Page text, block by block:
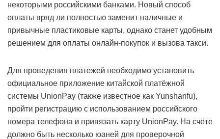
некоторыми российскими банками. Новый способ
оплаты вряд ли полностью заменит наличные и
привычные пластиковые карты, однако станет удобным
решением для оплаты онлайн-покупок и вызова такси.
Для проведения платежей необходимо установить
официальное приложение китайской платёжной
системы UnionPay (также известное как Yunshanfu),
пройти регистрацию с использованием российского
номера телефона и привязать карту UnionPay. На счёте
должно быть несколько юаней для проверочной